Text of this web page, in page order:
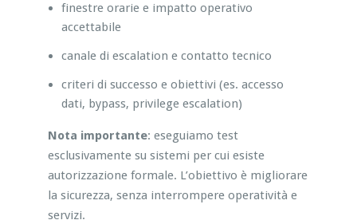
finestre orarie e impatto operativo
accettabile
canale di escalation e contatto tecnico
criteri di successo e obiettivi (es. accesso
dati, bypass, privilege escalation)
Nota importante: eseguiamo test
esclusivamente su sistemi per cui esiste
autorizzazione formale. L’obiettivo è migliorare
la sicurezza, senza interrompere operatività e
servizi.